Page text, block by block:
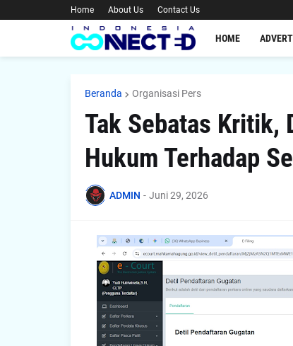
Home About Us Contact Us
HOME
Beranda Organisasi Pers
Tak Sebatas Kritik,
Hukum Terhadap
ADMIN - Juni 29, 2026